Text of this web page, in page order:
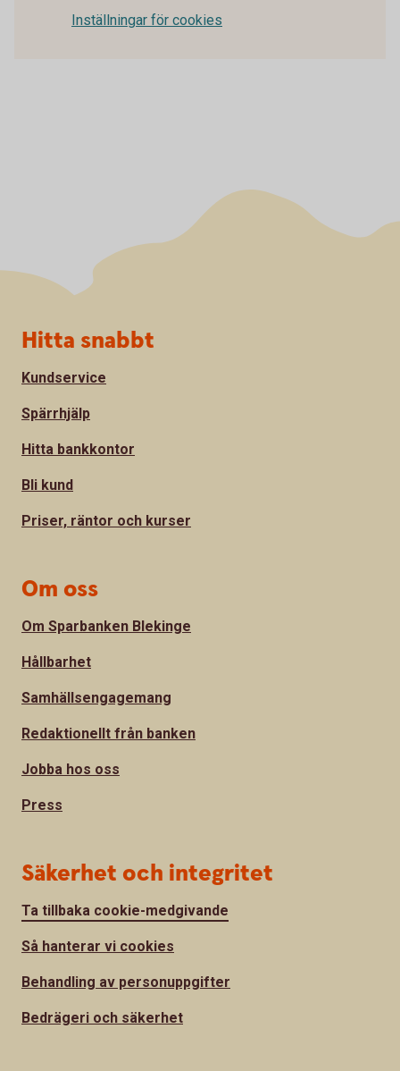
Inställningar för cookies
Sidfot
Hitta snabbt
Kundservice
Spärrhjälp
Hitta bankkontor
Bli kund
Priser, räntor och kurser
Om oss
Om Sparbanken Blekinge
Hållbarhet
Samhällsengagemang
Redaktionellt från banken
Jobba hos oss
Press
Säkerhet och integritet
Ta tillbaka cookie-medgivande
Så hanterar vi cookies
Behandling av personuppgifter
Bedrägeri och säkerhet